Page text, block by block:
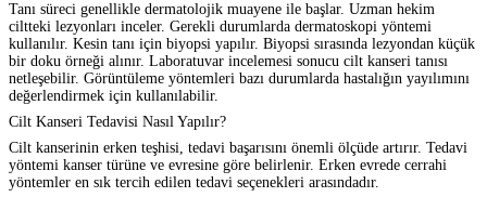
Tanı süreci genellikle dermatolojik muayene ile başlar. Uzman hekim
ciltteki lezyonları inceler. Gerekli durumlarda dermatoskopi yöntemi
kullanılır. Kesin tanı için biyopsi yapılır. Biyopsi sırasında lezyondan küçük
bir doku örneği alınır. Laboratuvar incelemesi sonucu cilt kanseri tanısı
netleşebilir. Görüntüleme yöntemleri bazı durumlarda hastalığın yayılımını
değerlendirmek için kullanılabilir.
Cilt Kanseri Tedavisi Nasıl Yapılır?
Cilt kanserinin erken teşhisi, tedavi başarısını önemli ölçüde artırır. Tedavi
yöntemi kanser türüne ve evresine göre belirlenir. Erken evrede cerrahi
yöntemler en sık tercih edilen tedavi seçenekleri arasındadır.